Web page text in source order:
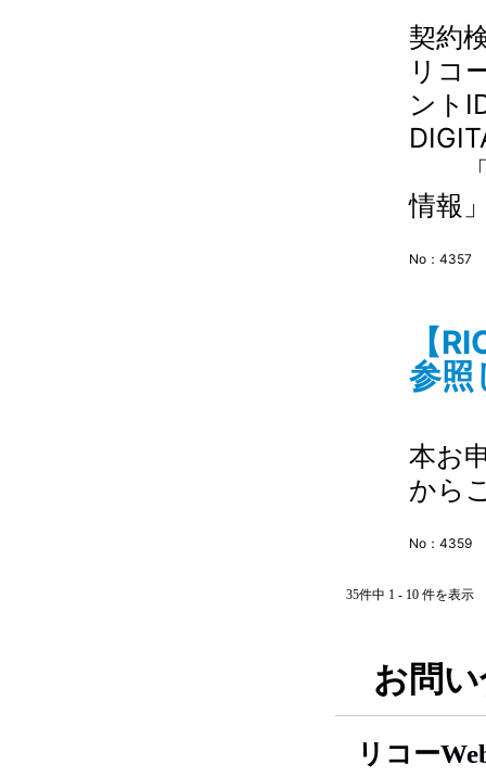
契約
リコ
ント
「
情報
No：4357
【
参
本お
から
No：4359
35件中 1 - 10 件を表示
お問
リコー